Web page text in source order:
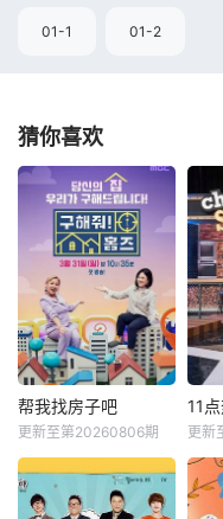
01-1 01-2
猜你喜欢
帮我找房子吧
更新至第20260806期
11
更新